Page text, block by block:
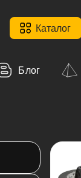
Каталог
Блог